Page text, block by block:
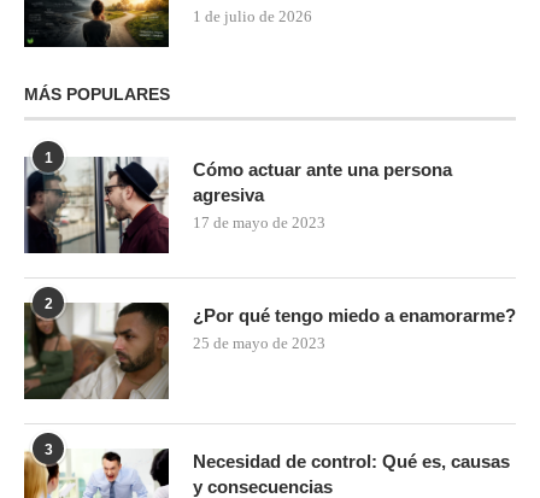
1 de julio de 2026
MÁS POPULARES
1
Cómo actuar ante una persona
agresiva
17 de mayo de 2023
2
¿Por qué tengo miedo a enamorarme?
25 de mayo de 2023
3
Necesidad de control: Qué es, causas
y consecuencias